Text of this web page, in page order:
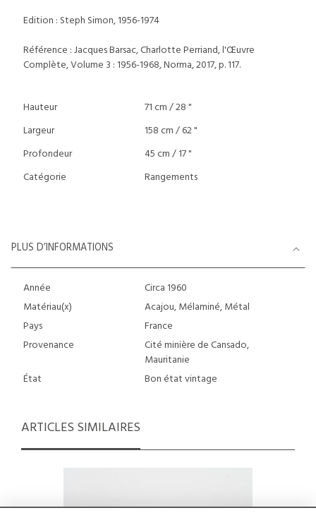
Edition : Steph Simon, 1956-1974
Référence : Jacques Barsac, Charlotte Perriand, l'Œuvre
Complète, Volume 3 : 1956-1968, Norma, 2017, p. 117.
Hauteur
71 cm / 28 "
Largeur
158 cm / 62 "
Profondeur
45 cm / 17 "
Catégorie
Rangements
PLUS D’INFORMATIONS
Année
Circa 1960
Matériau(x)
Acajou, Mélaminé, Métal
Pays
France
Provenance
Cité minière de Cansado,
Mauritanie
État
Bon état vintage
ARTICLES SIMILAIRES